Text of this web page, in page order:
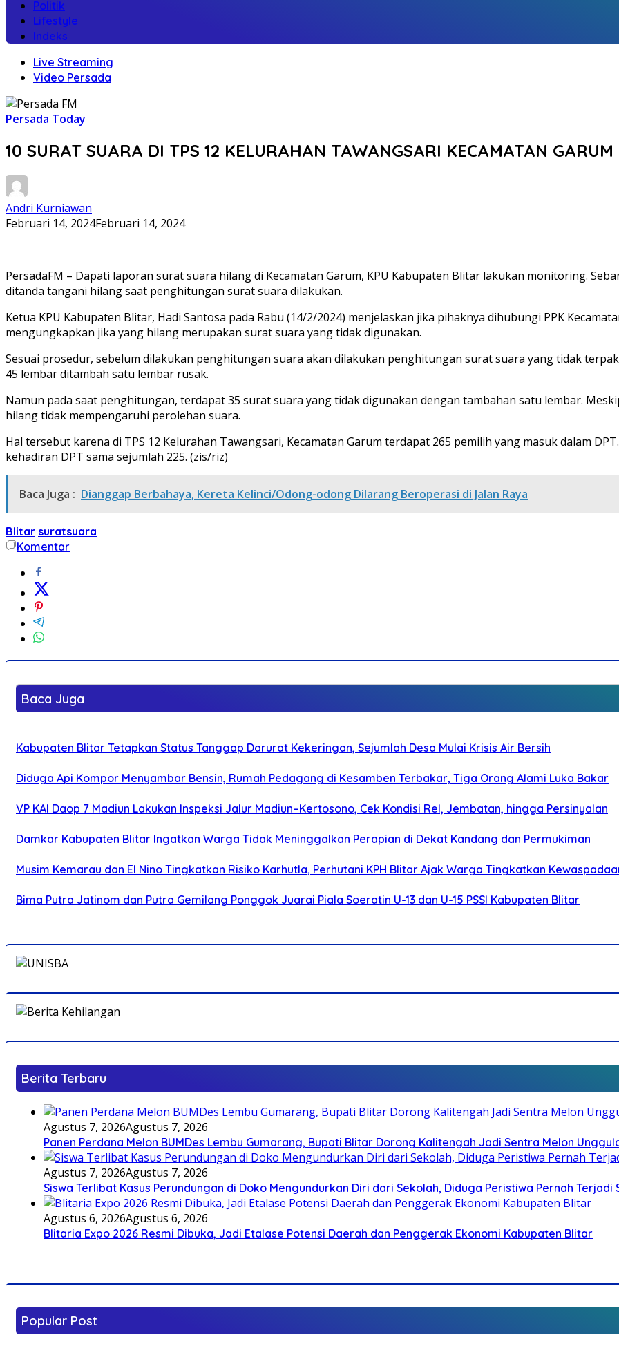
Politik
Lifestyle
Indeks
Live Streaming
Video Persada
Persada Today
10 SURAT SUARA DI TPS 12 KELURAHAN TAWANGSARI KECAMATAN
Andri Kurniawan
Februari 14, 2024Februari 14, 2024
PersadaFM – Dapati laporan surat suara hilang di Kecamatan Garum, KPU Kabupaten Blitar lakukan monitoring.
ditanda tangani hilang saat penghitungan surat suara dilakukan.
Ketua KPU Kabupaten Blitar, Hadi Santosa pada Rabu (14/2/2024) menjelaskan jika pihaknya dihubungi PPK
mengungkapkan jika yang hilang merupakan surat suara yang tidak digunakan.
Sesuai prosedur, sebelum dilakukan penghitungan suara akan dilakukan penghitungan surat suara yang tidak
45 lembar ditambah satu lembar rusak.
Namun pada saat penghitungan, terdapat 35 surat suara yang tidak digunakan dengan tambahan satu lembar.
hilang tidak mempengaruhi perolehan suara.
Hal tersebut karena di TPS 12 Kelurahan Tawangsari, Kecamatan Garum terdapat 265 pemilih yang masuk dalam
kehadiran DPT sama sejumlah 225. (zis/riz)
Baca Juga : Dianggap Berbahaya, Kereta Kelinci/Odong-odong Dilarang Beroperasi di Jalan Raya
Blitar suratsuara
Komentar
Baca Juga
Kabupaten Blitar Tetapkan Status Tanggap Darurat Kekeringan, Sejumlah Desa Mulai Krisis Air Bersih
Diduga Api Kompor Menyambar Bensin, Rumah Pedagang di Kesamben Terbakar, Tiga Orang Alami Luka Bakar
VP KAI Daop 7 Madiun Lakukan Inspeksi Jalur Madiun–Kertosono, Cek Kondisi Rel, Jembatan, hingga Persinyalan
Damkar Kabupaten Blitar Ingatkan Warga Tidak Meninggalkan Perapian di Dekat Kandang dan Permukiman
Musim Kemarau dan El Nino Tingkatkan Risiko Karhutla, Perhutani KPH Blitar Ajak Warga Tingkatkan
Bima Putra Jatinom dan Putra Gemilang Ponggok Juarai Piala Soeratin U-13 dan U-15 PSSI Kabupaten Blitar
Berita Terbaru
Agustus 7, 2026Agustus 7, 2026
Panen Perdana Melon BUMDes Lembu Gumarang, Bupati Blitar Dorong Kalitengah Jadi Sentra Melon
Agustus 7, 2026Agustus 7, 2026
Siswa Terlibat Kasus Perundungan di Doko Mengundurkan Diri dari Sekolah, Diduga Peristiwa Pernah Terjadi
Agustus 6, 2026Agustus 6, 2026
Blitaria Expo 2026 Resmi Dibuka, Jadi Etalase Potensi Daerah dan Penggerak Ekonomi Kabupaten Blitar
Popular Post